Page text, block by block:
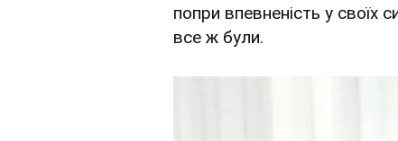
попри впевненість у своїх
все ж були.